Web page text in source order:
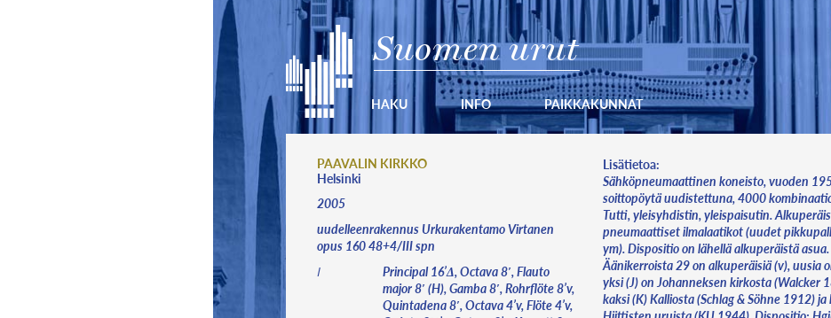
Suomen urut
HAKU INFO PAIKKAKUNNAT
PAAVALIN KIRKKO
Helsinki
2005
uudelleenrakennus Urkurakentamo Virtanen
opus 160 48+4/III spn
I
Principal 16’Δ, Octava 8′, Flauto
major 8′ (H), Gamba 8′, Rohrflöte 8’v,
Quintadena 8′, Octava 4’v, Flöte 4’v,
Lisätietoa:
Sähköpneumaattinen koneisto, vuoden
soittopöytä uudistettuna, 4000
Tutti, yleisyhdistin, yleispaisutin.
pneumaattiset ilmalaatikot (uudet
ym). Dispositio on lähellä alkuperäistä asua.
Äänikerroista 29 on alkuperäisiä (v), uusia
yksi (J) on Johanneksen kirkosta (Walcker
kaksi (K) Kalliosta (Schlag & Söhne 1912) ja